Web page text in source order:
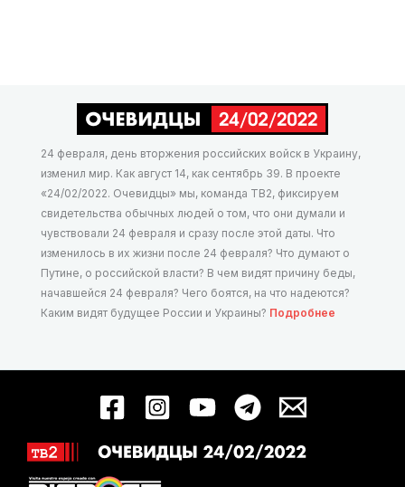
24 февраля, день вторжения российских войск в Украину,
изменил мир. Как август 14, как сентябрь 39. В проекте
«24/02/2022. Очевидцы» мы, команда ТВ2, фиксируем
свидетельства обычных людей о том, что они думали и
чувствовали 24 февраля и сразу после этой даты. Что
изменилось в их жизни после 24 февраля? Что думают о
Путине, о российской власти? В чем видят причину беды,
начавшейся 24 февраля? Чего боятся, на что надеются?
Каким видят будущее России и Украины? Подробнее